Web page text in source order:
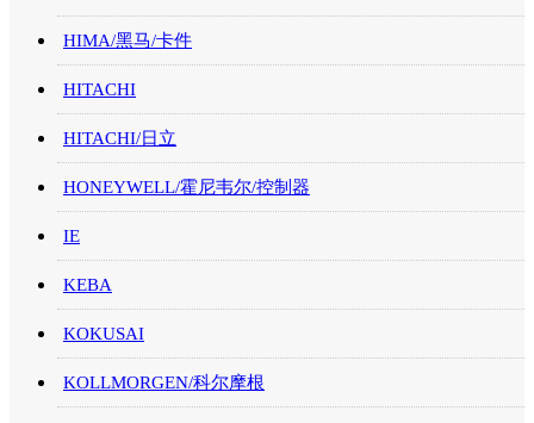
HIMA/黑马/卡件
HITACHI
HITACHI/日立
HONEYWELL/霍尼韦尔/控制器
IE
KEBA
KOKUSAI
KOLLMORGEN/科尔摩根